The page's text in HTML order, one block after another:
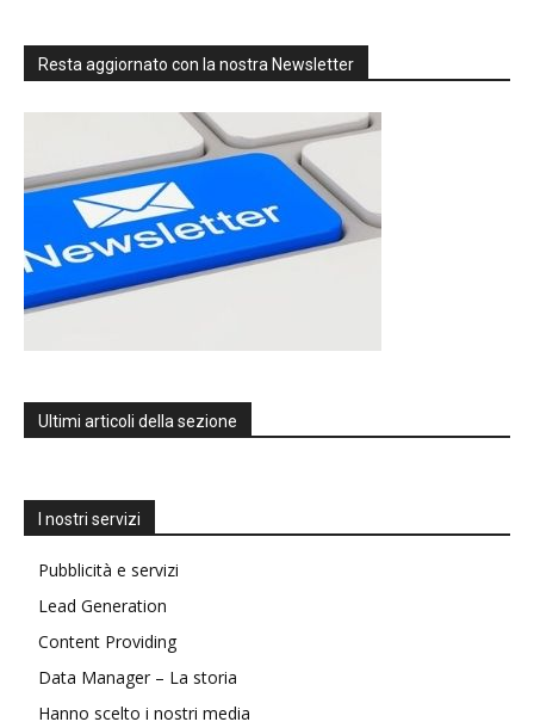
Resta aggiornato con la nostra Newsletter
Ultimi articoli della sezione
I nostri servizi
Pubblicità e servizi
Lead Generation
Content Providing
Data Manager – La storia
Hanno scelto i nostri media